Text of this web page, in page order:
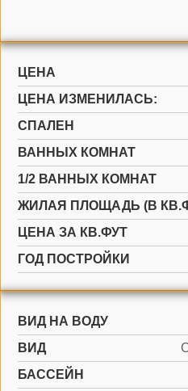
ЦЕНА
ЦЕНА ИЗМЕНИЛАСЬ:
СПАЛЕН
ВАННЫХ КОМНАТ
1/2 ВАННЫХ КОМНАТ
ЖИЛАЯ ПЛОЩАДЬ (В
ЦЕНА ЗА КВ.ФУТ
ГОД ПОСТРОЙКИ
ВИД НА ВОДУ
ВИД
БАССЕЙН